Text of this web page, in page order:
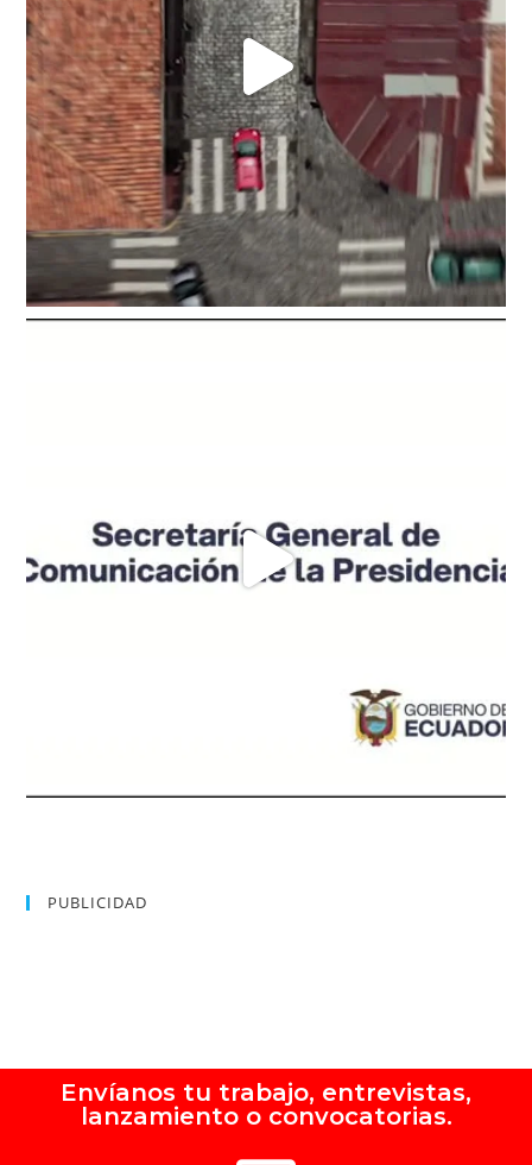
PUBLICIDAD
Envíanos tu trabajo, entrevistas,
lanzamiento o convocatorias.